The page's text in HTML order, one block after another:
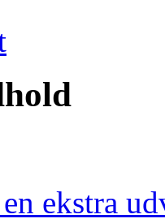
ekstra